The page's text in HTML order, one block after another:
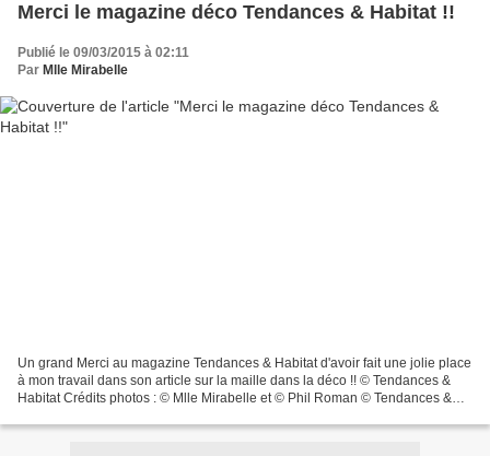
Merci le magazine déco Tendances & Habitat !!
Publié le 09/03/2015 à 02:11
Par Mlle Mirabelle
Un grand Merci au magazine Tendances & Habitat d'avoir fait une jolie place
à mon travail dans son article sur la maille dans la déco !! © Tendances &
Habitat Crédits photos : © Mlle Mirabelle et © Phil Roman © Tendances &